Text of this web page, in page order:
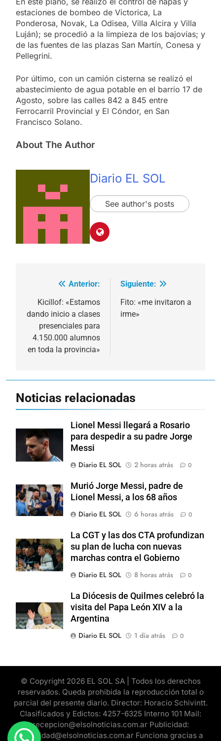
estaciones de bombeo de Victorica, La
Ponderosa, Novak, La Odisea, Villa Alcira y Villa
Luján); se procedió a la limpieza de los bajovías; y
de las fuentes de las plazas San Martín, Conesa y
Pellegrini.
Por último, con un camión cisterna se realizó el
abastecimiento de agua potable en el barrio 17 de
Agosto, sobre las calles 842 a 845 entre
Ferrocarril Provincial y El Cóndor, en San
Francisco Solano.
About The Author
Diario EL SOL
See author's posts
Navegación
de
entradas
Anterior:
Kicillof: «Estamos
dando inicio a clases
presenciales para
4.150.000 alumnos
en toda la provincia»
Siguiente:
Fito: «me invitaron a
irme»
Noticias relacionadas
Lionel Messi llegará a Rosario
para despedir a su padre Jorge
Messi
Diario EL SOL
2 horas atrás 0
Murió Jorge Messi, padre de
Lionel Messi, a los 68 años
Diario EL SOL
6 horas atrás 0
La CGT y las dos CTA profundizan
su plan de lucha con nuevas
marchas contra el Gobierno
Diario EL SOL
8 horas atrás 0
La Diócesis de Quilmes celebró la
visita del Papa León XIV a la
Argentina
Diario EL SOL
1 día atrás 0
© Copyright 2026 EL SOL SA | Todos los derechos
reservados. Queda prohibida la reproducción total o
parcial del presente diario. Director: Horacio Schivintt.
Clasificados y Edictos: 4257-6325 Interno 101 Mail:
recepcion@elsolnoticias.com.ar Publicidad:
publicidad@elsolnoticias.com.ar Funciona gracias a